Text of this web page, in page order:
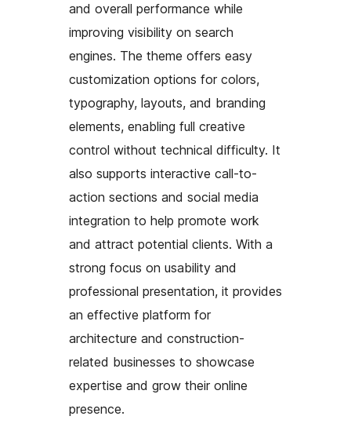
and overall performance while
improving visibility on search
engines. The theme offers easy
customization options for colors,
typography, layouts, and branding
elements, enabling full creative
control without technical difficulty. It
also supports interactive call-to-
action sections and social media
integration to help promote work
and attract potential clients. With a
strong focus on usability and
professional presentation, it provides
an effective platform for
architecture and construction-
related businesses to showcase
expertise and grow their online
presence.